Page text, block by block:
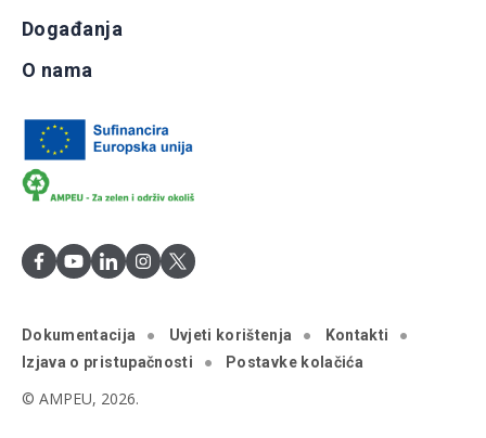
Događanja
O nama
Dokumentacija Uvjeti korištenja
Kontakti
Izjava o pristupačnosti
Postavke kolačića
© AMPEU, 2026.